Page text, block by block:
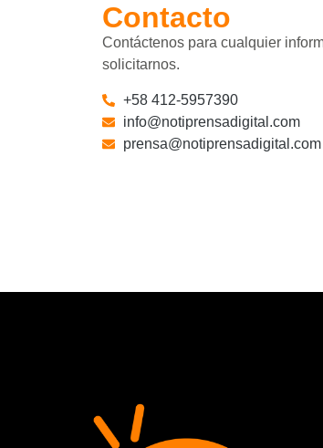
Contacto
Contáctenos para cualquier
solicitarnos.
+58 412-5957390
info@notiprensadigital.com
prensa@notiprensadigital.com